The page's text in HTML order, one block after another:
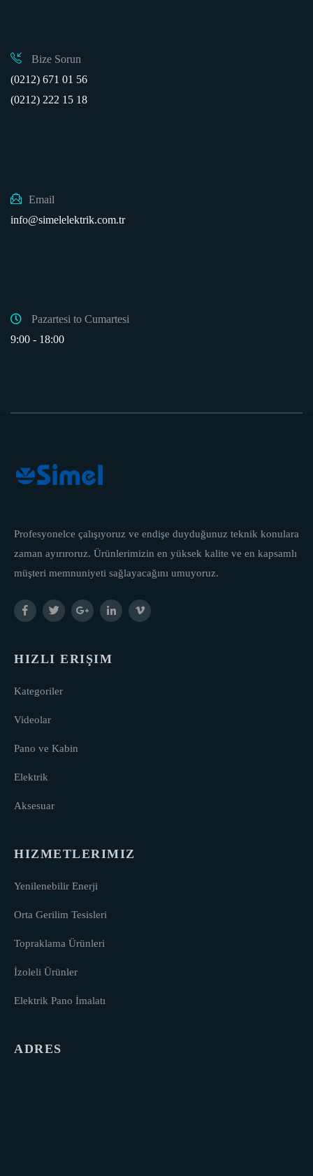
Bize Sorun
(0212) 671 01 56
(0212) 222 15 18
Email
info@simelelektrik.com.tr
Pazartesi to Cumartesi
9:00 - 18:00
Profesyonelce çalışıyoruz ve endişe duyduğunuz teknik konulara
zaman ayırıroruz. Ürünlerimizin en yüksek kalite ve en kapsamlı
müşteri memnuniyeti sağlayacağını umuyoruz.
HIZLI ERIŞIM
Kategoriler
Videolar
Pano ve Kabin
Elektrik
Aksesuar
HIZMETLERIMIZ
Yenilenebilir Enerji
Orta Gerilim Tesisleri
Topraklama Ürünleri
İzoleli Ürünler
Elektrik Pano İmalatı
ADRES